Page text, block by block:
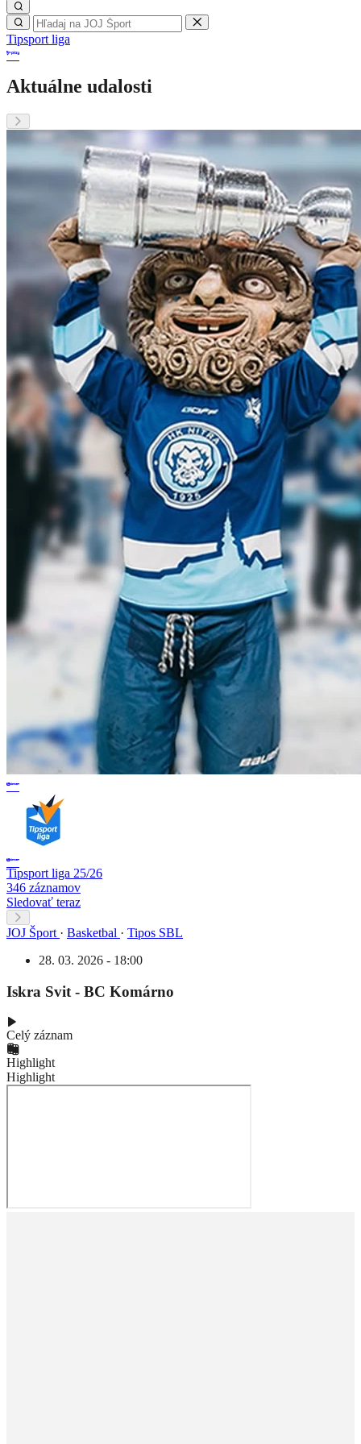
Tipsport liga
Aktuálne udalosti
Tipsport liga 25/26
346 záznamov
Sledovať teraz
JOJ Šport · Basketbal · Tipos SBL
28. 03. 2026 - 18:00
Iskra Svit - BC Komárno
Celý záznam
Highlight
Highlight